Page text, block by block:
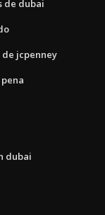
de dubai
jcpenney
dubai